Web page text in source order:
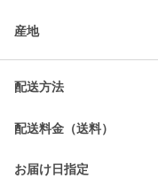
産地
配送方法
配送料金（送料）
お届け日指定